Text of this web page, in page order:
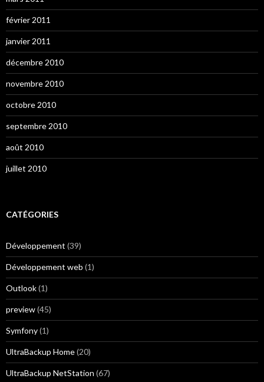
février 2011
janvier 2011
décembre 2010
novembre 2010
octobre 2010
septembre 2010
août 2010
juillet 2010
CATÉGORIES
Développement (39)
Développement web (1)
Outlook(1)
preview(45)
Symfony(1)
UltraBackup Home(20)
UltraBackup NetStation (67)